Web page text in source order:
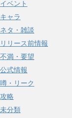
イベント
キャラ
ネタ・雑談
リリース前情報
不満・要望
公式情報
噂・リーク
攻略
未分類